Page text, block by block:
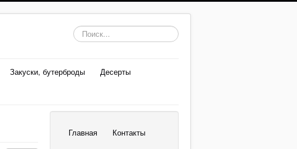
Искать...
Закуски, бутерброды
Десерты
Главная Контакты